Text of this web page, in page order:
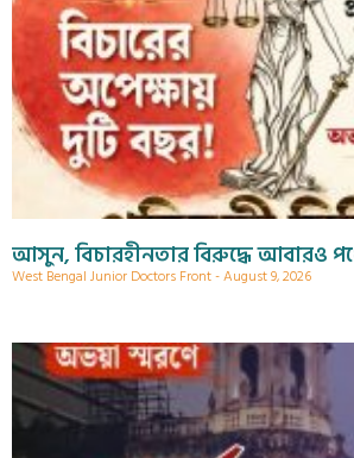
আসুন, বিচারহীনতার বিরুদ্ধে আবারও
West Bengal Junior Doctors Front August 9, 2026